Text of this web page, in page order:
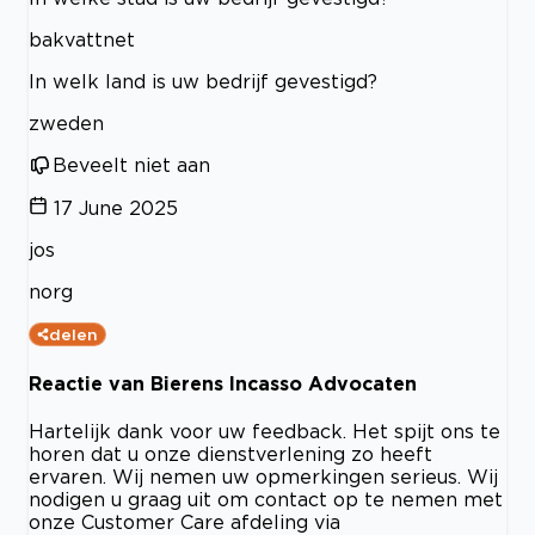
bakvattnet
In welk land is uw bedrijf gevestigd?
zweden
Beveelt niet aan
17 June 2025
jos
norg
delen
Reactie van Bierens Incasso Advocaten
Hartelijk dank voor uw feedback. Het spijt ons te
horen dat u onze dienstverlening zo heeft
ervaren. Wij nemen uw opmerkingen serieus. Wij
nodigen u graag uit om contact op te nemen met
onze Customer Care afdeling via